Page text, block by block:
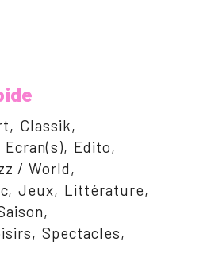
Classik
Ecran(s)
Edito
/ World
Jeux
Littérature
Spectacles